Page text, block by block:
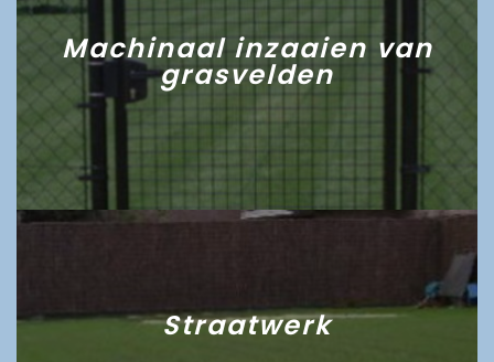
Machinaal inzaaien van
grasvelden
Straatwerk